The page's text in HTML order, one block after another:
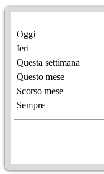
Oggi
Ieri
Questa settimana
Questo mese
Scorso mese
Sempre